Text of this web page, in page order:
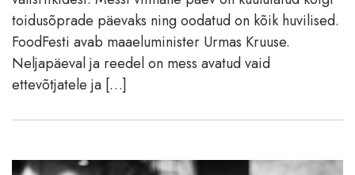
toidusõprade päevaks ning oodatud on kõik huvilised.
FoodFesti avab maaeluminister Urmas Kruuse.
Neljapäeval ja reedel on mess avatud vaid
ettevõtjatele ja […]